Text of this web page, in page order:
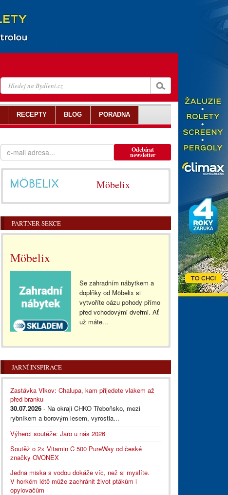
Odebírat
newsletter
Möbelix
PARTNER SEKCE
Möbelix
Se zahradním nábytkem a
doplňky od Möbelix si
vytvoříte oázu pohody přímo
před vchodovými dveřmi. Ať
už máte...
JARNÍ INSPIRACE
Zastávka Vlkov: Chalupa, kam přijedete vlakem až
před branku
30.07.2026 - Na okraji CHKO Třeboňsko, mezi
rybníkem a borovým lesem, vyrostla...
Výherci soutěže: Jaro u nás 2026
Soutěž o 2× Vitamin C 500 PureWay od české
značky OVONEX
Jedna miska s vodou dokáže víc, než si myslíte.
V horkém létě může zachránit život ptákům i
opylovačům
RECEPTY BLOG PORADNA